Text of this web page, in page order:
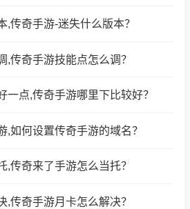
,传奇手游-迷失什么版本？
,传奇手游技能点怎么调？
一点,传奇手游哪里下比较好？
,如何设置传奇手游的域名？
,传奇来了手游怎么当托？
,传奇手游月卡怎么解决？